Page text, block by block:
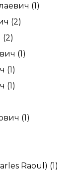
(1)
(2)
(1)
(1)
(1)
(1)
Raoul) (1)